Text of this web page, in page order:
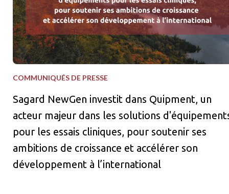
COMMUNIQUÉS DE PRESSE
Sagard NewGen investit dans Quipment, un
acteur majeur dans les solutions
pour les essais cliniques, pour soutenir ses
ambitions de croissance et accélérer son
développement à l’international